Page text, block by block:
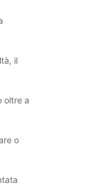
il
oltre a
o